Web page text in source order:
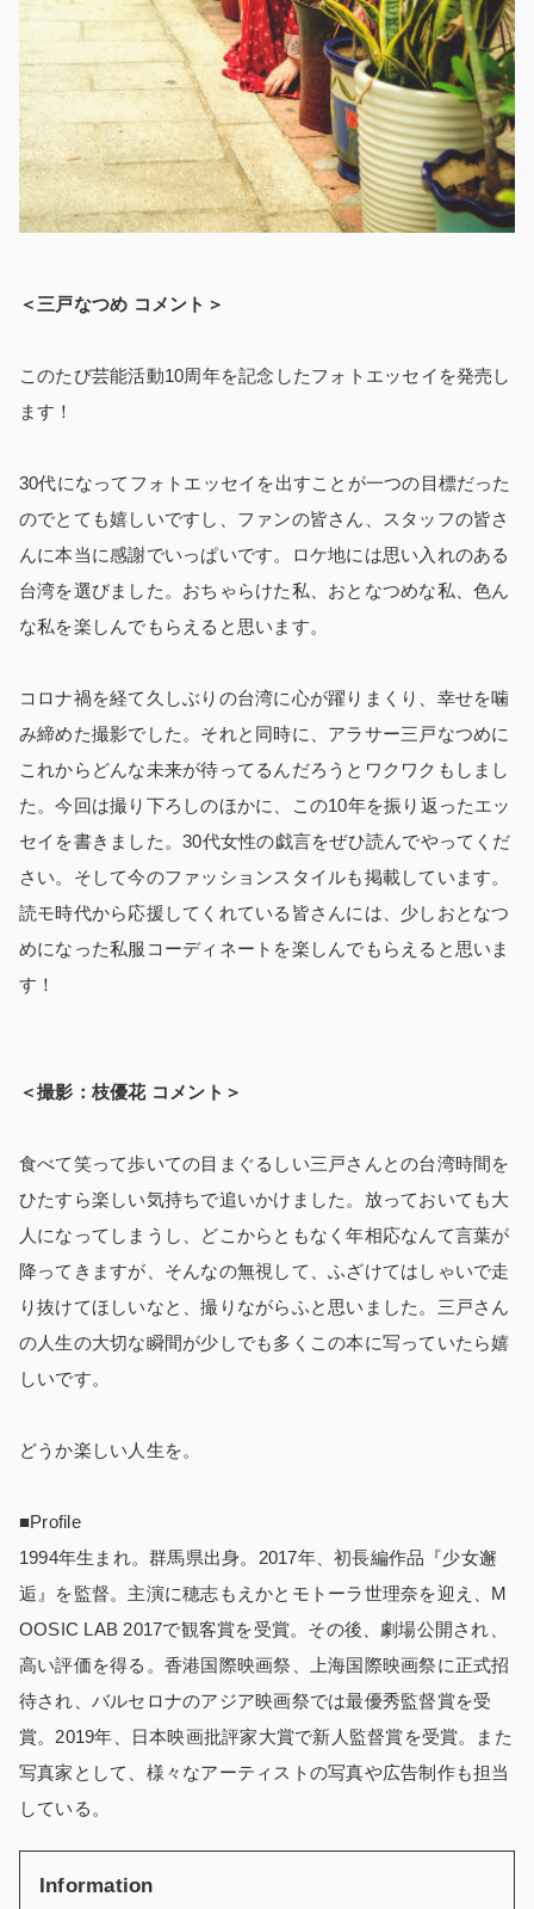
＜三戸なつめ コメント＞
このたび芸能活動10周年を記念したフォトエッセイを発売し
ます！
30代になってフォトエッセイを出すことが一つの目標だった
のでとても嬉しいですし、ファンの皆さん、スタッフの皆さ
んに本当に感謝でいっぱいです。ロケ地には思い入れのある
台湾を選びました。おちゃらけた私、おとなつめな私、色ん
な私を楽しんでもらえると思います。
コロナ禍を経て久しぶりの台湾に心が躍りまくり、幸せを噛
み締めた撮影でした。それと同時に、アラサー三戸なつめに
これからどんな未来が待ってるんだろうとワクワクもしまし
た。今回は撮り下ろしのほかに、この10年を振り返ったエッ
セイを書きました。30代女性の戯言をぜひ読んでやってくだ
さい。そして今のファッションスタイルも掲載しています。
読モ時代から応援してくれている皆さんには、少しおとなつ
めになった私服コーディネートを楽しんでもらえると思いま
す！
＜撮影：枝優花 コメント＞
食べて笑って歩いての目まぐるしい三戸さんとの台湾時間を
ひたすら楽しい気持ちで追いかけました。放っておいても大
人になってしまうし、どこからともなく年相応なんて言葉が
降ってきますが、そんなの無視して、ふざけてはしゃいで走
り抜けてほしいなと、撮りながらふと思いました。三戸さん
の人生の大切な瞬間が少しでも多くこの本に写っていたら嬉
しいです。
どうか楽しい人生を。
■Profile
1994年生まれ。群馬県出身。2017年、初長編作品『少女邂
逅』を監督。主演に穂志もえかとモトーラ世理奈を迎え、M
OOSIC LAB 2017で観客賞を受賞。その後、劇場公開され、
高い評価を得る。香港国際映画祭、上海国際映画祭に正式招
待され、バルセロナのアジア映画祭では最優秀監督賞を受
賞。2019年、日本映画批評家大賞で新人監督賞を受賞。また
写真家として、様々なアーティストの写真や広告制作も担当
している。
Information